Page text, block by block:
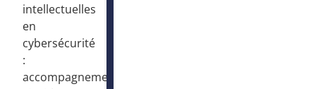
intellectuelles
en
cybersécurité
:
accompagnement